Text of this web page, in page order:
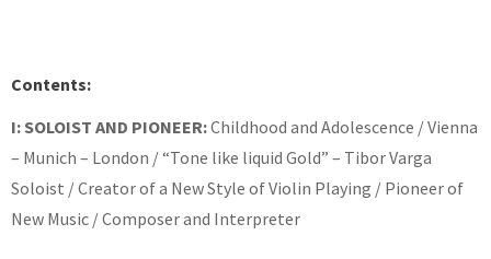
Contents:
I: SOLOIST AND PIONEER:Childhood and Adolescence / Vienna
– Munich – London / “Tone like liquid Gold” – Tibor Varga
Soloist / Creator of a New Style of Violin Playing / Pioneer of
New Music / Composer and Interpreter